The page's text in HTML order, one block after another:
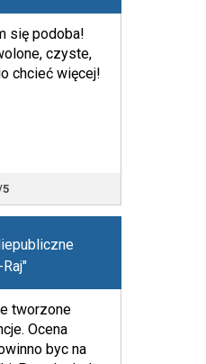
się podoba!
czyste,
chcieć więcej!
5
tworzone
Ocena
byc na